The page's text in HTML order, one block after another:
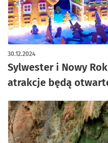
Sylwester i Nowy
atrakcje będą
30.12.2024